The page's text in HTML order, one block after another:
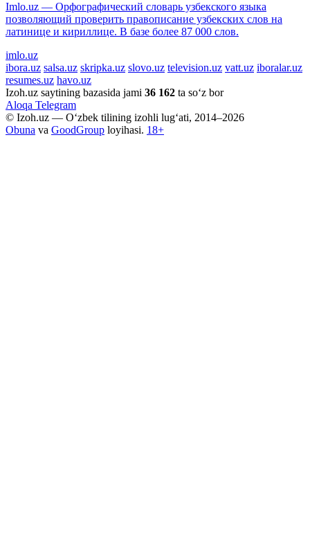
Imlo.uz — Орфографический словарь узбекского языка
позволяющий проверить правописание узбекских слов на
латинице и кириллице. В базе более 87 000 слов.
imlo.uz
ibora.uz salsa.uz skripka.uz slovo.uz television.uz vatt.uz iboralar.uz
resumes.uz havo.uz
Izoh.uz saytining bazasida jami 36 162 ta so‘z bor
Aloqa Telegram
© Izoh.uz — O‘zbek tilining izohli lug‘ati, 2014–2026
Obuna va GoodGroup loyihasi. 18+